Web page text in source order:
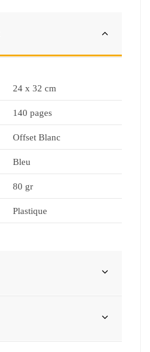
24 x 32 cm
140 pages
Offset Blanc
Bleu
80 gr
Plastique